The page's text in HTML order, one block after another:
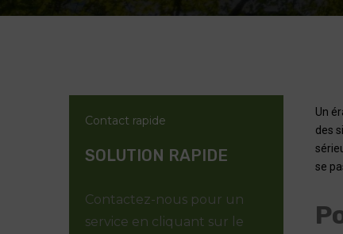
Contact rapide
SOLUTION RAPIDE
Contactez-nous pour un
service en cliquant sur le
Un
des
se